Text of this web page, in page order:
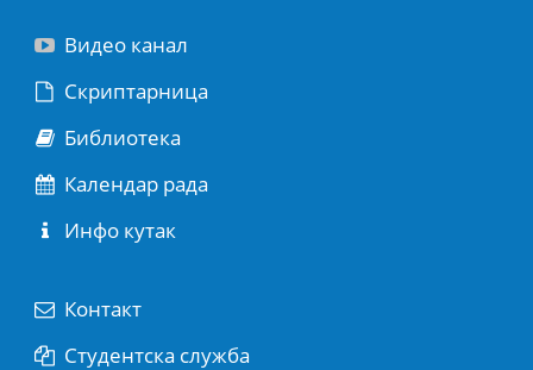
Видео канал
Скриптарница
Библиотека
Календар рада
Инфо кутак
Контакт
Студентска служба